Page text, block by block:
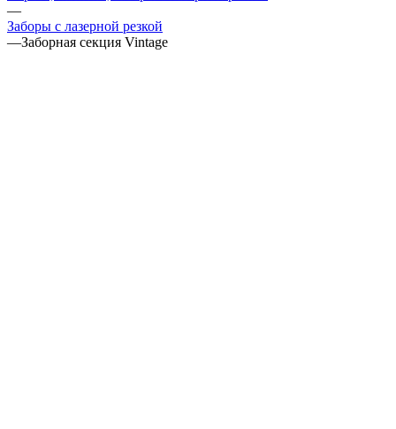
—
Заборы с лазерной резкой
—Заборная секция Vintage